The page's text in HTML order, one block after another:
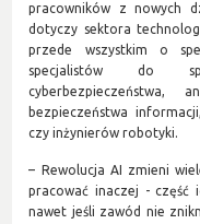
pracowników z nowych
dotyczy sektora
przede wszystkim o
specjalistów do
cyberbezpieczeństwa,
bezpieczeństwa
czy inżynierów robotyki.
– Rewolucja AI zmieni
pracować inaczej - część
nawet jeśli zawód nie